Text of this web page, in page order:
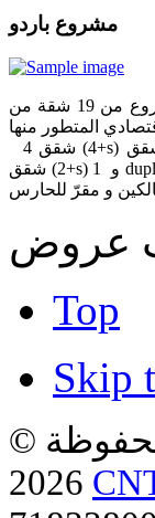
مشروع باردو
يتكون هذا المشروع من 19 شقة من
4 شقق (4+s) و 8 شقق (3+s) و 6
شقق (2+s) و 1 duplex و مقرّ لنقابة
و مقرّ للحارس
عروض
Top
Skip
محفوظة ©